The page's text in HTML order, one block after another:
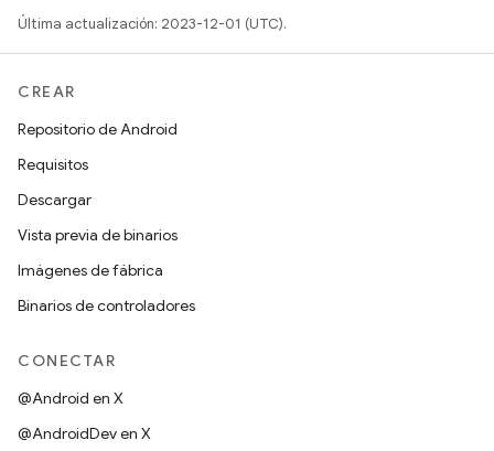
Última actualización: 2023-12-01 (UTC).
CREAR
Repositorio de Android
Requisitos
Descargar
Vista previa de binarios
Imágenes de fábrica
Binarios de controladores
CONECTAR
@Android en X
@AndroidDev en X